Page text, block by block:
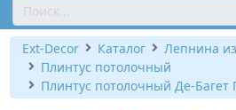
Ext-Decor Каталог
Лепнина
Плинтус потолочный
Плинтус потолочный Де-Багет